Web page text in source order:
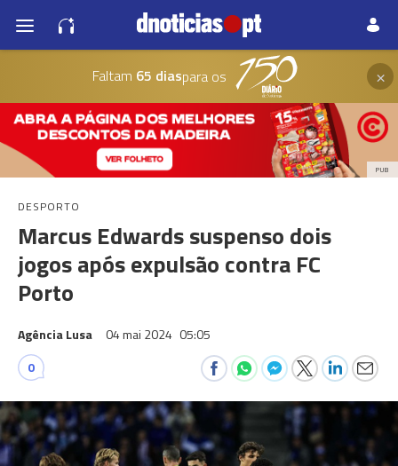
Faltam 65 diaspara os ×
PUB
DESPORTO
Marcus Edwards suspenso dois
jogos após expulsão contra FC
Porto
Agência Lusa 04 mai 2024 05:05
0